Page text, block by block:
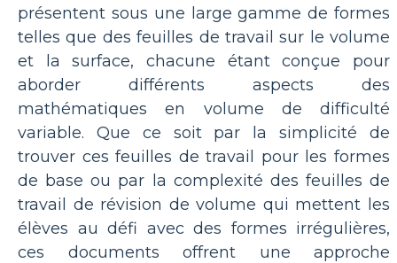
présentent sous une large gamme de formes
telles que des feuilles de travail sur le volume
et la surface, chacune étant conçue pour
aborder différents aspects des
mathématiques en volume de difficulté
variable. Que ce soit par la simplicité de
trouver ces feuilles de travail pour les formes
de base ou par la complexité des feuilles de
travail de révision de volume qui mettent les
élèves au défi avec des formes irrégulières,
ces documents offrent une approche